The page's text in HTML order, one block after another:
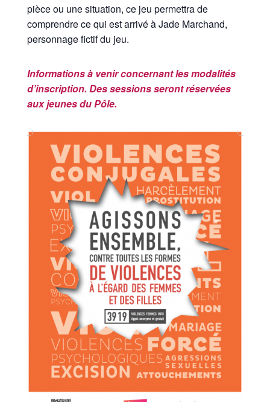
pièce ou une situation, ce jeu permettra de
comprendre ce qui est arrivé à Jade Marchand,
personnage fictif du jeu.
Informations à venir concernant les modalités
d’inscription. Des sessions seront réservées
aux jeunes du Pôle.